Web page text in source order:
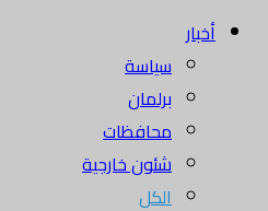
أخبار
سياسة
برلمان
محافظات
شئون خارجية
الكل